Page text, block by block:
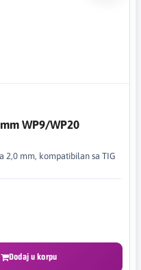
WP9/WP20
mm, kompatibilan sa TIG
Dodaj u korpu